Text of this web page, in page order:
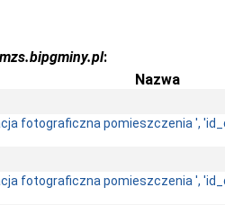
mzs.bipgminy.pl:
Nazwa
fotograficzna pomieszczenia ',
fotograficzna pomieszczenia ',